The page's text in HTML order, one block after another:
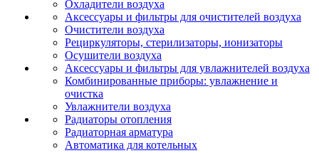
Охладители воздуха
Аксессуары и фильтры для очистителей воздуха
Очистители воздуха
Рециркуляторы, стерилизаторы, ионизаторы
Осушители воздуха
Аксессуары и фильтры для увлажнителей воздуха
Комбинированные приборы: увлажнение и
очистка
Увлажнители воздуха
Радиаторы отопления
Радиаторная арматура
Автоматика для котельных